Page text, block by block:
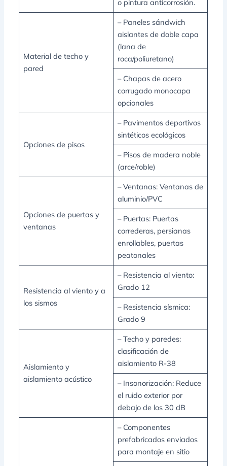
o pintura anticorrosión.
Material de techo y
pared
– Paneles sándwich
aislantes de doble capa
(lana de
roca/poliuretano)
– Chapas de acero
corrugado monocapa
opcionales
Opciones de pisos
– Pavimentos deportivos
sintéticos ecológicos
– Pisos de madera noble
(arce/roble)
Opciones de puertas y
ventanas
– Ventanas: Ventanas de
aluminio/PVC
– Puertas: Puertas
correderas, persianas
enrollables, puertas
peatonales
Resistencia al viento y a
los sismos
– Resistencia al viento:
Grado 12
– Resistencia sísmica:
Grado 9
Aislamiento y
aislamiento acústico
– Techo y paredes:
clasificación de
aislamiento R-38
– Insonorización: Reduce
el ruido exterior por
debajo de los 30 dB
– Componentes
prefabricados enviados
para montaje en sitio